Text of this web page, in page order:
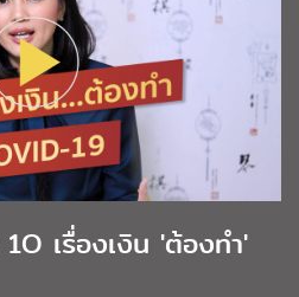
เรื่องเงิน 'ต้องทำ'